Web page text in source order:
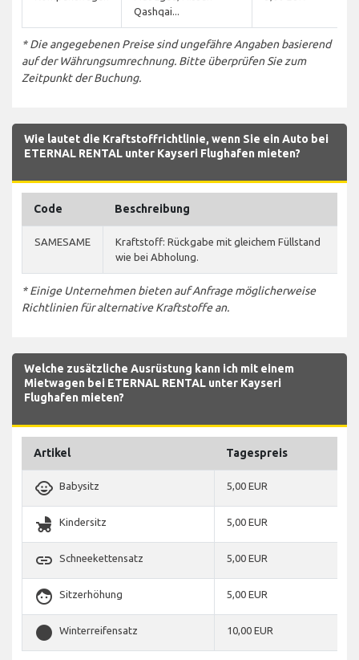
Qashqai...
* Die angegebenen Preise sind ungefähre Angaben basierend
auf der Währungsumrechnung. Bitte überprüfen Sie zum
Zeitpunkt der Buchung.
Wie lautet die Kraftstoffrichtlinie, wenn Sie ein Auto bei
ETERNAL RENTAL unter Kayseri Flughafen mieten?
Code Beschreibung
SAMESAME
Kraftstoff: Rückgabe mit gleichem Füllstand
wie bei Abholung.
* Einige Unternehmen bieten auf Anfrage möglicherweise
Richtlinien für alternative Kraftstoffe an.
Welche zusätzliche Ausrüstung kann ich mit einem
Mietwagen bei ETERNAL RENTAL unter Kayseri
Flughafen mieten?
Artikel Tagespreis
child_care Babysitz 5,00 EUR
child_friendly Kindersitz 5,00 EUR
link Schneekettensatz 5,00 EUR
face Sitzerhöhung 5,00 EUR
stop_circle Winterreifensatz 10,00 EUR